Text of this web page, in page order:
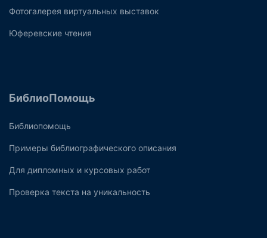
Фотогалерея виртуальных выставок
Юферевские чтения
БиблиоПомощь
Библиопомощь
Примеры библиографического описания
Для дипломных и курсовых работ
Проверка текста на уникальность